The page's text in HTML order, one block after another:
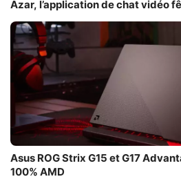
Azar, l’application de chat vidéo
Asus ROG Strix G15 et G17
100% AMD